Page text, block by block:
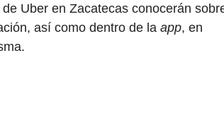
Uber en Zacatecas conocerán
así como dentro de la app, en